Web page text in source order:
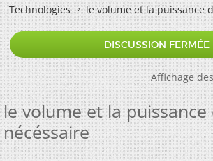
Technologies
le volume et la puissance
DISCUSSION FERMÉE
Affichage
le volume et la puissance
nécéssaire